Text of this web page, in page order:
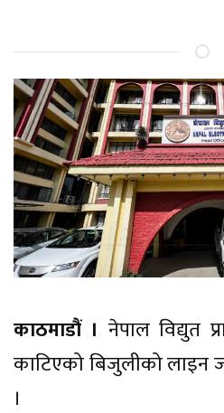
काठमाडौं । नेपाल विद्युत
काटिएको बिजुलीको लाइन
।